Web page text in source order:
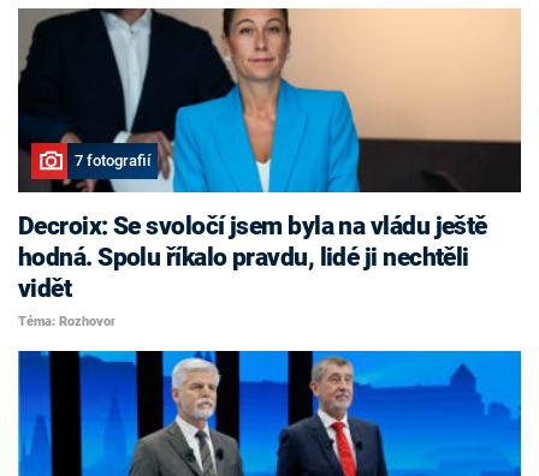
7 fotografií
Decroix: Se svoločí jsem byla na vládu ještě
hodná. Spolu říkalo pravdu, lidé ji nechtěli
vidět
Téma: Rozhovor